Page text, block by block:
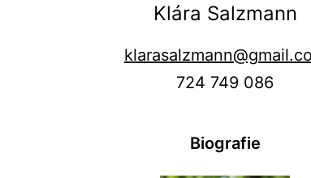
Klára Salzmann
724 749 086
Biografie